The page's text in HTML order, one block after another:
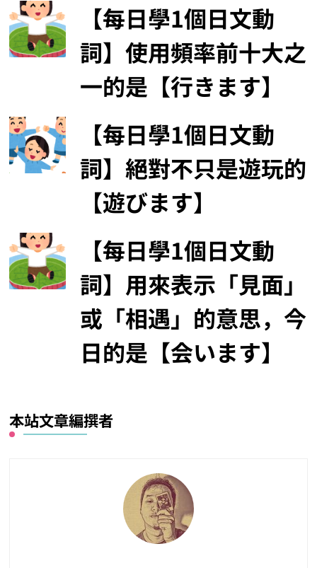
【每日學1個日文動
詞】使用頻率前十大之
一的是【行きます】
【每日學1個日文動
詞】絕對不只是遊玩的
【遊びます】
【每日學1個日文動
詞】用來表示「見面」
或「相遇」的意思，今
日的是【会います】
本站文章編撰者